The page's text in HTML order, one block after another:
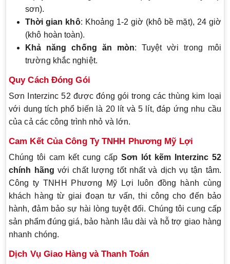
sơn).
Thời gian khô: Khoảng 1-2 giờ (khô bề mặt), 24 giờ
(khô hoàn toàn).
Khả năng chống ăn mòn: Tuyệt vời trong môi
trường khắc nghiệt.
Quy Cách Đóng Gói
Sơn Interzinc 52 được đóng gói trong các thùng kim loại
với dung tích phổ biến là 20 lít và 5 lít, đáp ứng nhu cầu
của cả các công trình nhỏ và lớn.
Cam Kết Của Công Ty TNHH Phương Mỹ Lợi
Chúng tôi cam kết cung cấpSơn lót kẽm Interzinc 52
chính hãng với chất lượng tốt nhất và dịch vụ tận tâm.
Công ty TNHH Phương Mỹ Lợi luôn đồng hành cùng
khách hàng từ giai đoạn tư vấn, thi công cho đến bảo
hành, đảm bảo sự hài lòng tuyệt đối. Chúng tôi cung cấp
sản phẩm đúng giá, bảo hành lâu dài và hỗ trợ giao hàng
nhanh chóng.
Dịch Vụ Giao Hàng và Thanh Toán